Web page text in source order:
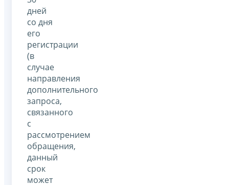
дней
со дня
его
регистрации
(в
случае
направления
дополнительного
запроса,
связанного
с
рассмотрением
обращения,
данный
срок
может